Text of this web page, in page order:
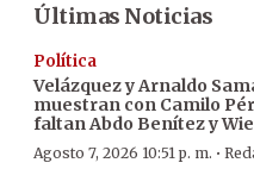
Últimas Noticias
Política
Velázquez y Arnaldo
muestran con Camilo
faltan Abdo Benítez y
Agosto 7, 2026 10:51 p. m. ·